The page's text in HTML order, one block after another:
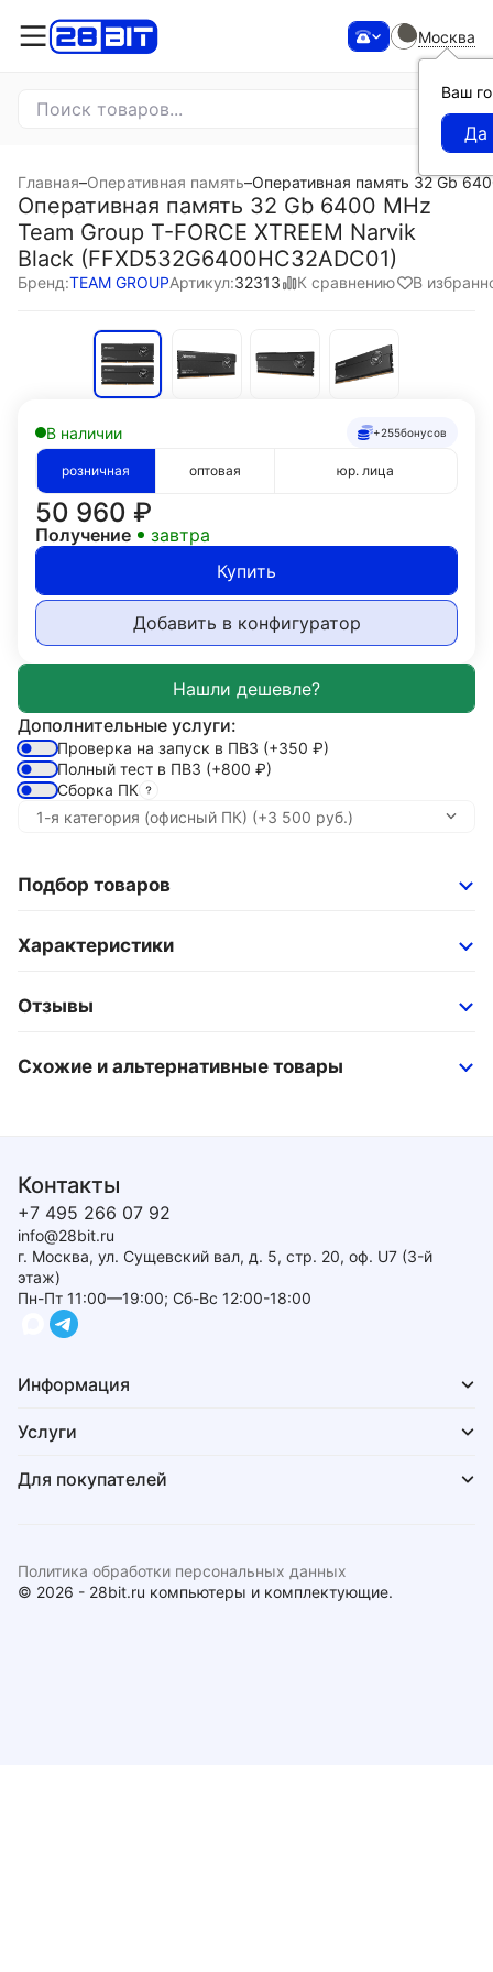
Москва
Ваш
Главная–Оперативная память–Оперативная память 32 Gb
Оперативная память 32 Gb 6400 MHz
Team Group T-FORCE XTREEM Narvik
Black (FFXD532G6400HC32ADC01)
Бренд:TEAM GROUPАртикул:32313 К сравнению В
В наличии +255бонусов
розничная оптовая юр. лица
50 960 ₽
Получение
завтра
Купить
Добавить в конфигуратор
Дополнительные услуги:
Проверка на запуск в ПВЗ (+350 ₽)
Полный тест в ПВЗ (+800 ₽)
Сборка ПК
Подбор товаров
Характеристики
Отзывы
Схожие и альтернативные товары
Контакты
+7 495 266 07 92
info@28bit.ru
г. Москва, ул. Сущевский вал, д. 5, стр. 20, оф. U7 (3-й
этаж)
Пн-Пт 11:00—19:00; Сб-Вс 12:00-18:00
Информация
Услуги
Для покупателей
© 2026 - 28bit.ru компьютеры и комплектующие.
Политика обработки персональных данных